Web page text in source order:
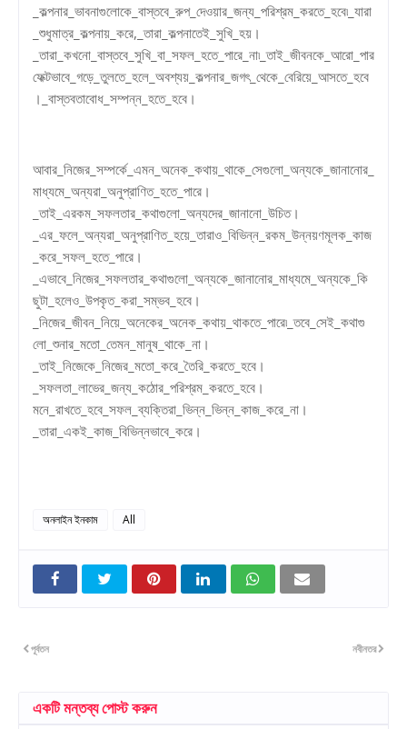
_কল্পনার_ভাবনাগুলোকে_বাস্তবে_রুপ_দেওয়ার_জন্য_পরিশ্রম_করতে_হবে৷_যারা
_শুধুমাত্র_কল্পনায়_করে,_তারা_কল্পনাতেই_সুখি_হয়।
_তারা_কখনো_বাস্তবে_সুখি_বা_সফল_হতে_পারে_না৷_তাই_জীবনকে_আরো_পার
ফেক্টভাবে_গড়ে_তুলতে_হলে_অবশ্যয়_কল্পনার_জগৎ_থেকে_বেরিয়ে_আসতে_হবে
।_বাস্তবতাবোধ_সম্পন্ন_হতে_হবে।
আবার_নিজের_সম্পর্কে_এমন_অনেক_কথায়_থাকে_সেগুলো_অন্যকে_জানানোর_
মাধ্যমে_অন্যরা_অনুপ্রাণিত_হতে_পারে।
_তাই_এরকম_সফলতার_কথাগুলো_অন্যদের_জানানো_উচিত।
_এর_ফলে_অন্যরা_অনুপ্রাণিত_হয়ে_তারাও_বিভিন্ন_রকম_উন্নয়ণমূলক_কাজ
_করে_সফল_হতে_পারে।
_এভাবে_নিজের_সফলতার_কথাগুলো_অন্যকে_জানানোর_মাধ্যমে_অন্যকে_কি
ছুটা_হলেও_উপকৃত_করা_সম্ভব_হবে।
_নিজের_জীবন_নিয়ে_অনেকের_অনেক_কথায়_থাকতে_পারে৷_তবে_সেই_কথাগু
লো_শুনার_মতো_তেমন_মানুষ_থাকে_না।
_তাই_নিজেকে_নিজের_মতো_করে_তৈরি_করতে_হবে।
_সফলতা_লাভের_জন্য_কঠোর_পরিশ্রম_করতে_হবে।
মনে_রাখতে_হবে_সফল_ব্যক্তিরা_ভিন্ন_ভিন্ন_কাজ_করে_না।
_তারা_একই_কাজ_বিভিন্নভাবে_করে।
অনলাইন ইনকাম All
নবীনতর
পূর্বতন
একটি মন্তব্য পোস্ট করুন